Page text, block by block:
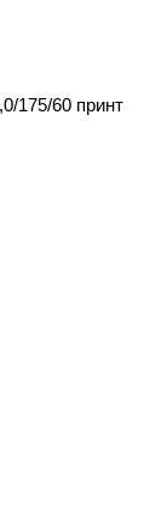
175/60 принт